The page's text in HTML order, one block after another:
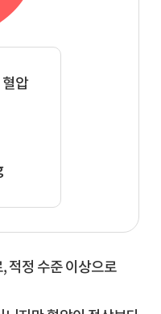
혈압
적정 수준 이상으로